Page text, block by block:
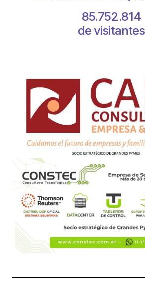
85.752.814
de visitantes